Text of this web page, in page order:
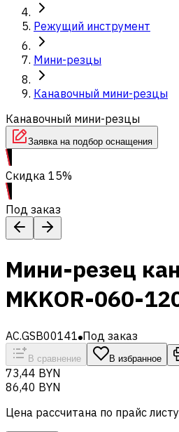
Режущий инструмент
Мини-резцы
Канавочный мини-резцы
Канавочный мини-резцы
Заявка на подбор оснащения
Скидка 15%
Под заказ
Мини-резец
MKKOR-060-
AC.GSB00141 Под заказ
В сравнение В избранное
73,44 BYN
86,40 BYN
Цена рассчитана по прайс